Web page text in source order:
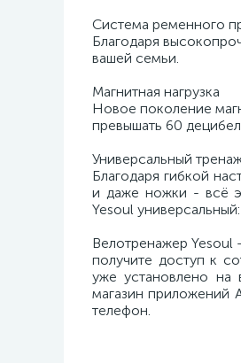
Система ременного
Благодаря
вашей семьи.
Магнитная нагрузка
Новое поколение
превышать 60
Универсальный
Благодаря гибкой
и даже ножки - всё
Yesoul
Велотренажер
получите доступ к
уже установлено на
магазин приложений
телефон.